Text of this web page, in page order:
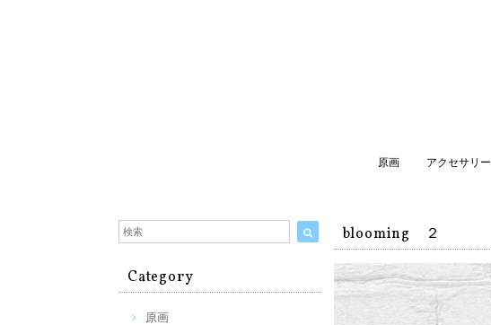
原画 アクセサリー
Category
原画
blooming ２